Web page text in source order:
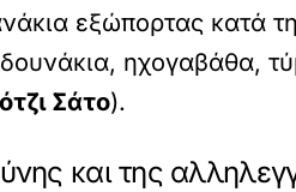
εξώπορτας κατά
ηχογαβάθα,
Σάτο).
και της